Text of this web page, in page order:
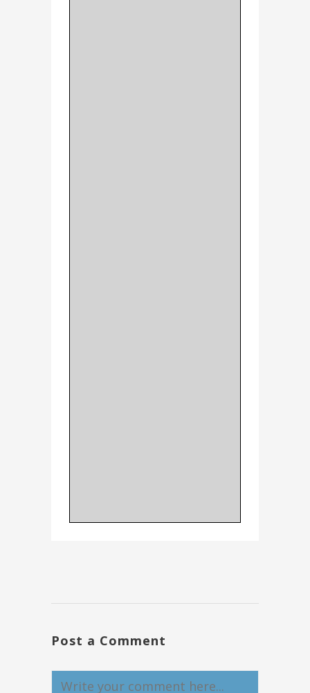
Post a Comment